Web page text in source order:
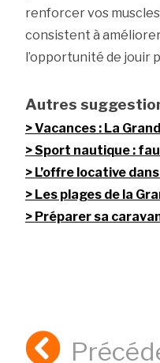
renforcer vos
consistent à
l’opportunité de jouir
Autres
Vacances : La
Sport nautique :
L’offre locative
Les plages de la
Préparer sa